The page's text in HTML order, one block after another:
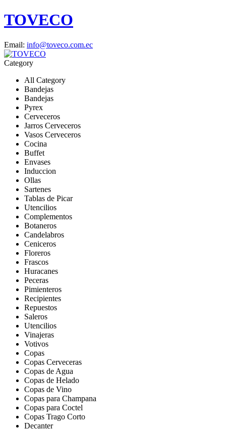
TOVECO
Email: info@toveco.com.ec
Category
All Category
Bandejas
Bandejas
Pyrex
Cerveceros
Jarros Cerveceros
Vasos Cerveceros
Cocina
Buffet
Envases
Induccion
Ollas
Sartenes
Tablas de Picar
Utencilios
Complementos
Botaneros
Candelabros
Ceniceros
Floreros
Frascos
Huracanes
Peceras
Pimienteros
Recipientes
Repuestos
Saleros
Utencilios
Vinajeras
Votivos
Copas
Copas Cerveceras
Copas de Agua
Copas de Helado
Copas de Vino
Copas para Champana
Copas para Coctel
Copas Trago Corto
Decanter